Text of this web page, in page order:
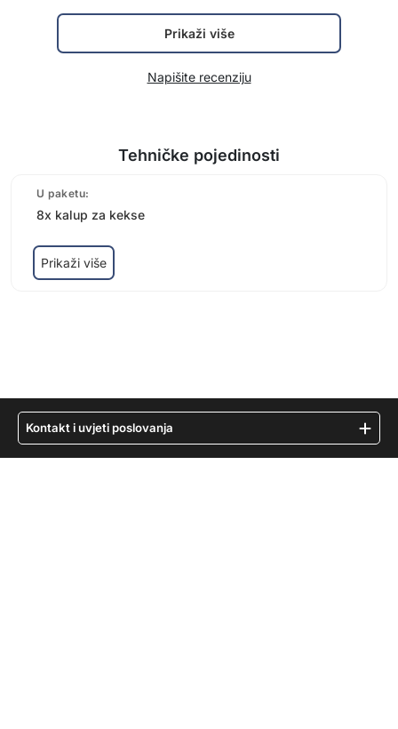
Prikaži više
Napišite recenziju
Tehničke pojedinosti
U paketu:
8x kalup za kekse
Prikaži više
Kontakt i uvjeti poslovanja